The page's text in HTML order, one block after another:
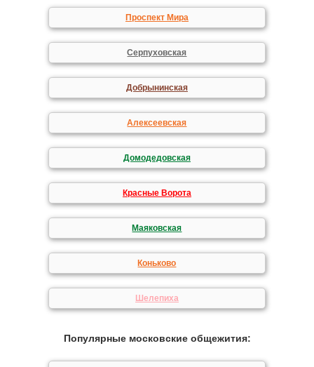
Проспект Мира
Серпуховская
Добрынинская
Алексеевская
Домодедовская
Красные Ворота
Маяковская
Коньково
Шелепиха
Популярные московские общежития: